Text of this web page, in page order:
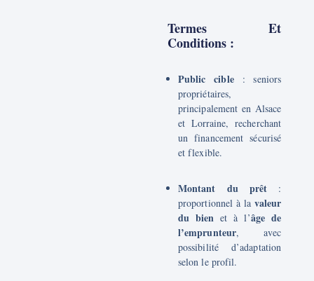
Termes Et
Conditions :
Public cible: seniors
propriétaires,
principalement en Alsace
et Lorraine, recherchant
un financement sécurisé
et flexible.
Montant du prêt :
proportionnel à la valeur
du bien et à l’âge de
l’emprunteur, avec
possibilité d’adaptation
selon le profil.